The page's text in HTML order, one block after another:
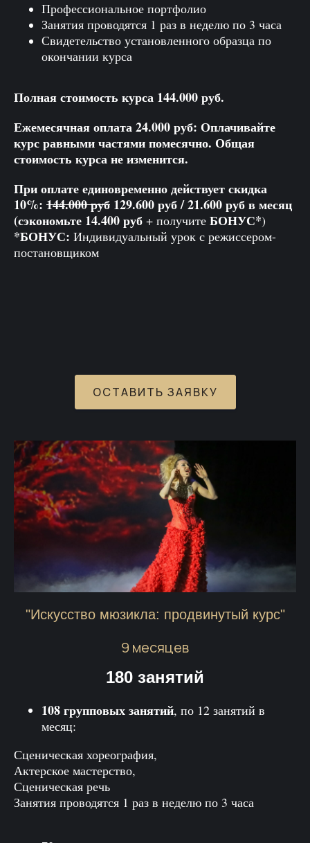
Профессиональное портфолио
Занятия проводятся 1 раз в неделю по 3 часа
Свидетельство установленного образца по
окончании курса
Полная стоимость курса 144.000 руб.
Ежемесячная оплата 24.000 руб: Оплачивайте
курс равными частями помесячно. Общая
стоимость курса не изменится.
При оплате единовременно действует скидка
10%: 144.000 руб 129.600 руб / 21.600 руб в месяц
(сэкономьте 14.400 руб + получите БОНУС*)
*БОНУС: Индивидуальный урок с режиссером-
постановщиком
ОСТАВИТЬ ЗАЯВКУ
"Искусство мюзикла: продвинутый курс"
9 месяцев
180 занятий
108 групповых занятий, по 12 занятий в
месяц:
Сценическая хореография,
Актерское мастерство,
Сценическая речь
Занятия проводятся 1 раз в неделю по 3 часа